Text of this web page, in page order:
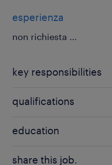
esperienza
non richiesta ...
key responsibilities
materie prime;
qualifications
produzione;
education
share this job.